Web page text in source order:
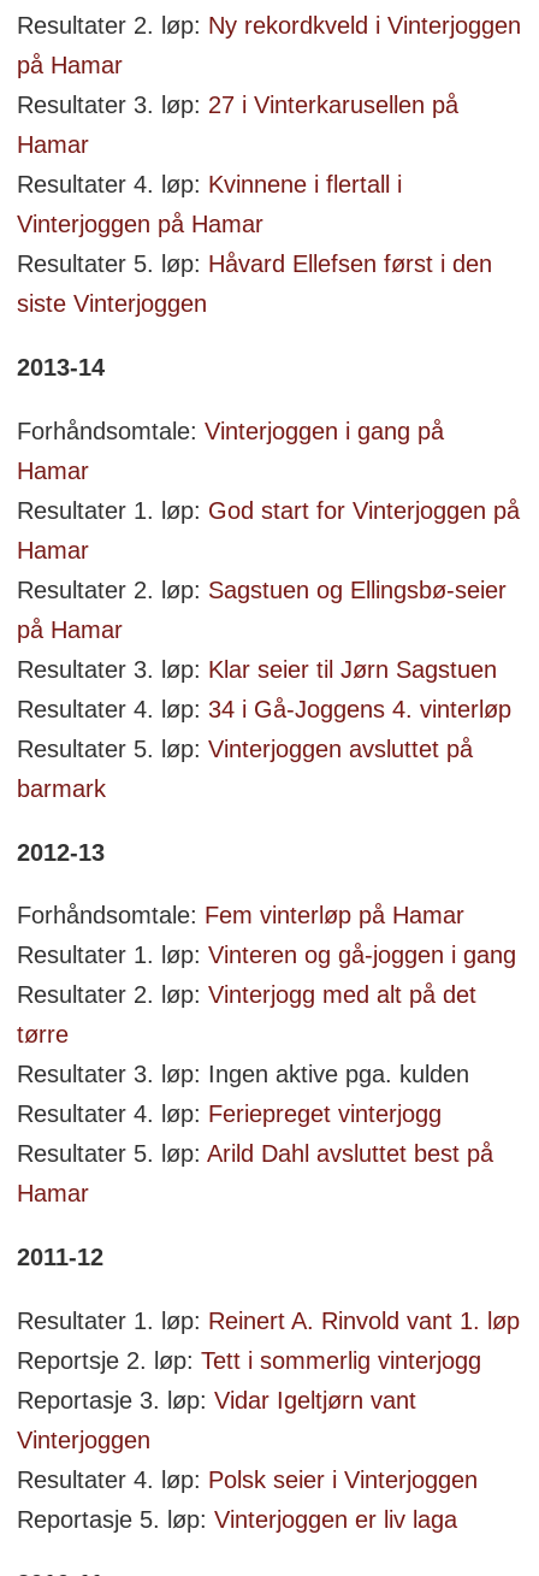
Resultater 2. løp: Ny rekordkveld i Vinterjoggen
på Hamar
Resultater 3. løp: 27 i Vinterkarusellen på
Hamar
Resultater 4. løp: Kvinnene i flertall i
Vinterjoggen på Hamar
Resultater 5. løp: Håvard Ellefsen først i den
siste Vinterjoggen
2013-14
Forhåndsomtale: Vinterjoggen i gang på
Hamar
Resultater 1. løp: God start for Vinterjoggen på
Hamar
Resultater 2. løp: Sagstuen og Ellingsbø-seier
på Hamar
Resultater 3. løp: Klar seier til Jørn Sagstuen
Resultater 4. løp: 34 i Gå-Joggens 4. vinterløp
Resultater 5. løp: Vinterjoggen avsluttet på
barmark
2012-13
Forhåndsomtale: Fem vinterløp på Hamar
Resultater 1. løp: Vinteren og gå-joggen i gang
Resultater 2. løp: Vinterjogg med alt på det
tørre
Resultater 3. løp: Ingen aktive pga. kulden
Resultater 4. løp: Feriepreget vinterjogg
Resultater 5. løp: Arild Dahl avsluttet best på
Hamar
2011-12
Resultater 1. løp: Reinert A. Rinvold vant 1. løp
Reportsje 2. løp: Tett i sommerlig vinterjogg
Reportasje 3. løp: Vidar Igeltjørn vant
Vinterjoggen
Resultater 4. løp: Polsk seier i Vinterjoggen
Reportasje 5. løp: Vinterjoggen er liv laga